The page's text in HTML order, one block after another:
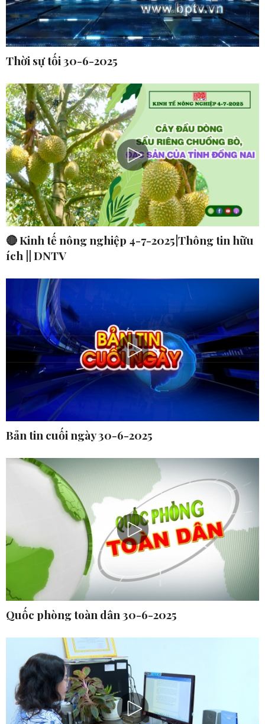
Thời sự tối 30-6-2025
🔴 Kinh tế nông nghiệp 4-7-2025|Thông tin hữu
ích || DNTV
Bản tin cuối ngày 30-6-2025
Quốc phòng toàn dân 30-6-2025